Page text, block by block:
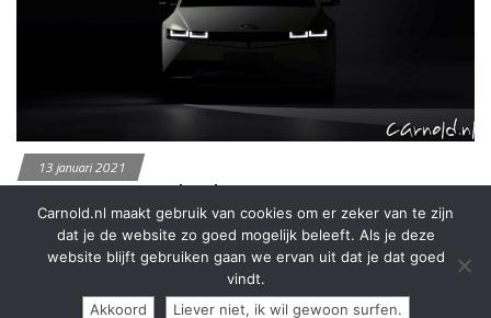
13 januari 2021
10, 9, 8 , 7, 6, Ioniq 5….
Hyundai is aan het aftellen naar de lancering van de Ioniq 5. Zoals
gebruikelijk begint dat met het uitdelen van…
Carnold.nl maakt gebruik van cookies om er zeker van te zijn
dat je de website zo goed mogelijk beleeft. Als je deze
website blijft gebruiken gaan we ervan uit dat je dat goed
vindt.
Akkoord
Liever niet, ik wil gewoon surfen.